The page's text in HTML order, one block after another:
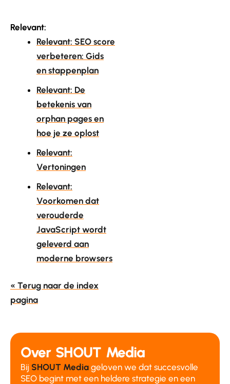
Relevant:
Relevant: SEO score
verbeteren: Gids
en stappenplan
Relevant: De
betekenis van
orphan pages en
hoe je ze oplost
Relevant:
Vertoningen
Relevant:
Voorkomen dat
verouderde
JavaScript wordt
geleverd aan
moderne browsers
« Terug naar de index
pagina
Over SHOUT Media
Bij SHOUT Media geloven we dat succesvolle
SEO begint met een heldere strategie en een